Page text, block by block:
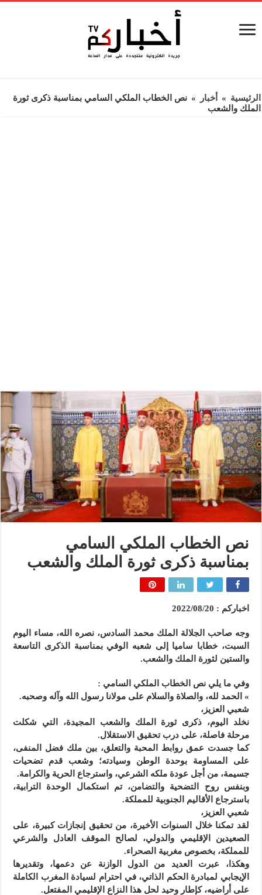
الرئيسية » أخبار » نص الخطاب الملكي السامي بمناسبة ذكرى ثورة
الملك والشعب
نص الخطاب الملكي السامي
بمناسبة ذكرى ثورة الملك والشعب
اخباركم : 2022/08/20
وجه صاحب الجلالة الملك محمد السادس، نصره الله، مساء اليوم
السبت، خطابا ساميا إلى شعبه الوفي بمناسبة الذكرى التاسعة
والستين لثورة الملك والشعب.
وفي ما يلي نص الخطاب الملكي السامي :
» الحمد لله، والصلاة والسلام على مولانا رسول الله وآله وصحبه.
شعبي العزيز،
نخلد اليوم، ذكرى ثورة الملك والشعب المجيدة، التي شكلت
مرحلة فاصلة، على درب تحقيق الاستقلال.
كما جسدت عمق روابط المحبة والتعلق، بين ملك فضل المنفى،
على المساومة بوحدة الوطن وسيادته؛ وشعب قدم تضحيات
جسيمة، من أجل عودة ملكه الشرعي، واسترجاع الحرية والكرامة.
وبنفس روح التضحية والتضامن، تم استكمال الوحدة الترابية،
باسترجاع الأقاليم الجنوبية للمملكة.
شعبي العزيز،
لقد تمكنا خلال السنوات الأخيرة، من تحقيق إنجازات كبيرة، على
الصعيدين الإقليمي والدولي، لصالح الموقف العادل والشرعي
للمملكة، بخصوص مغربية الصحراء.
وهكذا، عبرت العديد من الدول الوازنة عن دعمها، وتقديرها
الإيجابي لمبادرة الحكم الذاتي، في احترام لسيادة المغرب الكاملة
على أراضيه، كإطار وحيد لحل هذا النزاع الإقليمي المفتعل.